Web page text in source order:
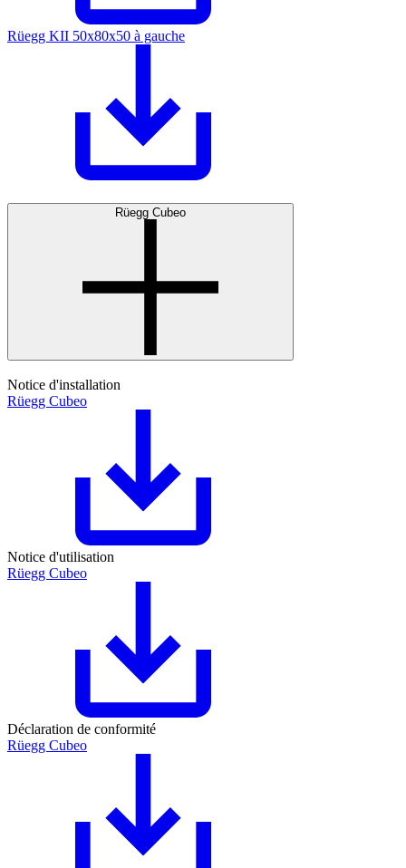
Rüegg KII 50x80x50 à gauche
Rüegg Cubeo
Notice d'installation
Rüegg Cubeo
Notice d'utilisation
Rüegg Cubeo
Déclaration de conformité
Rüegg Cubeo